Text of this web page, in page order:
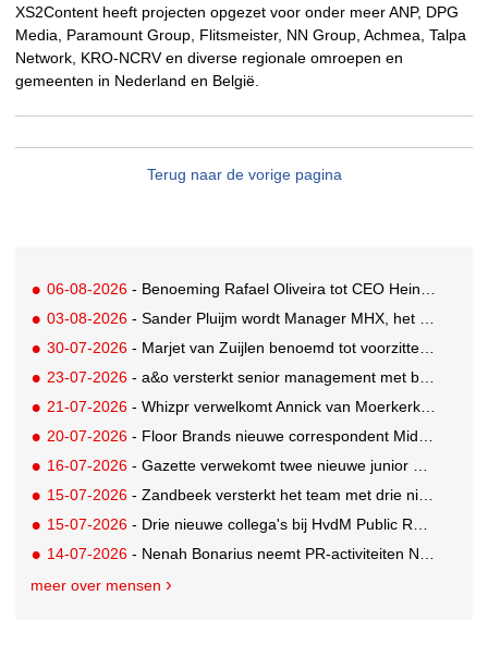
XS2Content heeft projecten opgezet voor onder meer ANP, DPG
Media, Paramount Group, Flitsmeister, NN Group, Achmea, Talpa
Network, KRO-NCRV en diverse regionale omroepen en
gemeenten in Nederland en België.
Terug naar de vorige pagina
06-08-2026 - Benoeming Rafael Oliveira tot CEO Heineken nu defintief
03-08-2026 - Sander Pluijm wordt Manager MHX, het branded content label van Mediahuis
30-07-2026 - Marjet van Zuijlen benoemd tot voorzitter Raad van Toezicht Eye Filmmuseum
23-07-2026 - a&o versterkt senior management met benoeming Markus Harder tot CFO
21-07-2026 - Whizpr verwelkomt Annick van Moerkerk als Junior PR-Consultant
20-07-2026 - Floor Brands nieuwe correspondent Midden-Oosten voor RTL Nieuws
16-07-2026 - Gazette verwekomt twee nieuwe junior pr-adviseurs
15-07-2026 - Zandbeek versterkt het team met drie nieuwe specialisten
15-07-2026 - Drie nieuwe collega's bij HvdM Public Relations
14-07-2026 - Nenah Bonarius neemt PR-activiteiten NIO & firefly over van Mark Heiligers
meer over mensen